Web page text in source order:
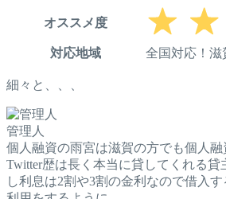
オススメ度
対応地域 全国対応！滋
細々と、、、
管理人
個人融資の雨宮は滋賀の方でも個人融
Twitter歴は長く本当に貸してくれる貸
し利息は2割や3割の金利なので借入